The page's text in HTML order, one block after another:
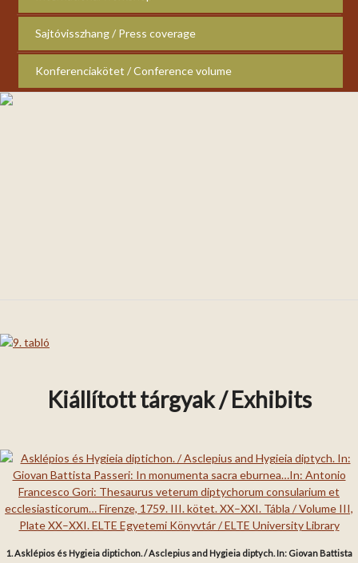
Sajtóvisszhang / Press coverage
Konferenciakötet / Conference volume
Kiállított tárgyak / Exhibits
1. Asklépios és Hygieia diptichon. / Asclepius and Hygieia diptych. In: Giovan Battista